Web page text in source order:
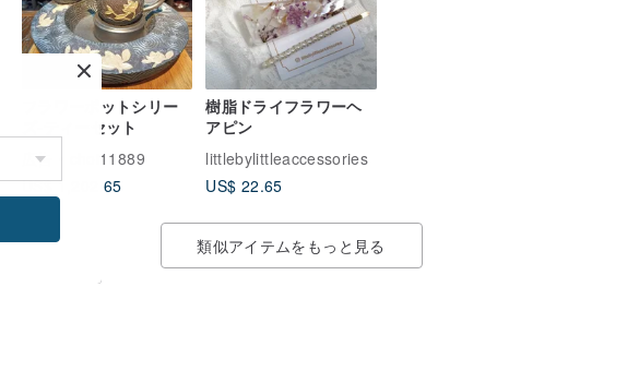
フラワーポットシリー
ズ-ティーセット
広告
choi11889
US$ 1,202.65
樹脂ドライフラワーヘ
アピン
littlebylittleaccessories
US$ 22.65
類似アイテムをもっと見る